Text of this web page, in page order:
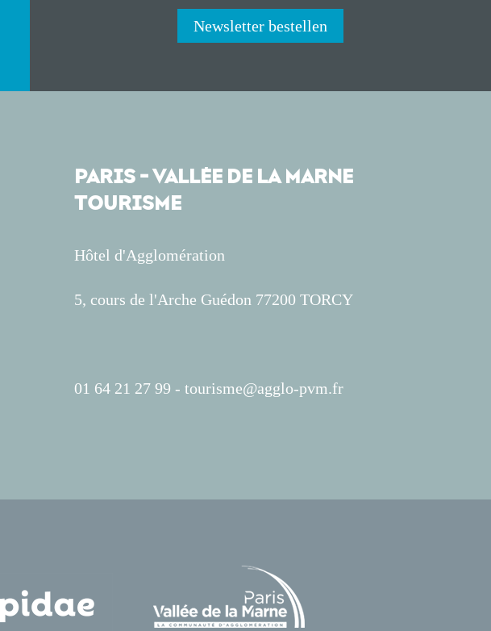
Newsletter bestellen
PARIS - VALLÉE DE LA MARNE
TOURISME
Hôtel d'Agglomération
5, cours de l'Arche Guédon 77200 TORCY
01 64 21 27 99 - tourisme@agglo-pvm.fr